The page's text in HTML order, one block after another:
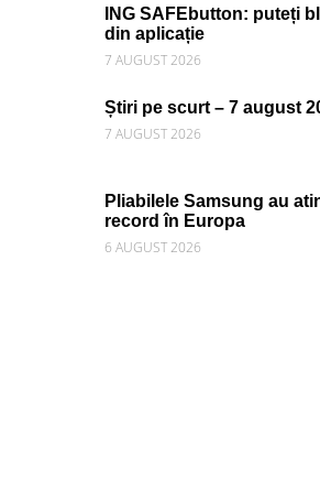
ING SAFEbutton: puteți
din aplicație
7 AUGUST 2026
Știri pe scurt – 7 august
7 AUGUST 2026
Pliabilele Samsung au
record în Europa
6 AUGUST 2026